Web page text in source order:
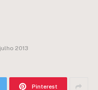
2013
Pinterest